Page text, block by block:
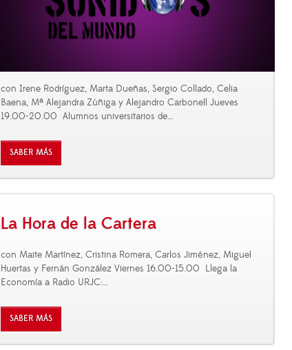
con Irene Rodríguez, Marta Dueñas, Sergio Collado, Celia
Baena, Mª Alejandra Zúñiga y Alejandro Carbonell Jueves
19.00-20.00 Alumnos universitarios de…
SABER MÁS
La Hora de la Cartera
con Maite Martínez, Cristina Romera, Carlos Jiménez, Miguel
Huertas y Fernán González Viernes 16.00-15.00 Llega la
Economía a Radio URJC:…
SABER MÁS